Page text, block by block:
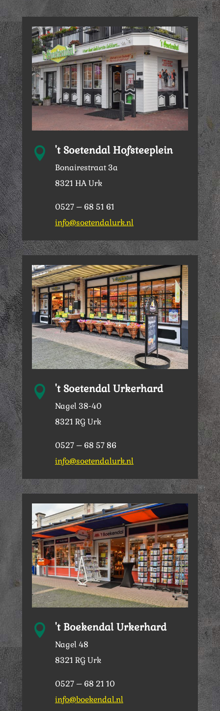
 't Soetendal Hofsteeplein
Bonairestraat 3a
8321 HA Urk
0527 – 68 51 61
info@soetendalurk.nl
 't Soetendal Urkerhard
Nagel 38-40
8321 RG Urk
0527 – 68 57 86
info@soetendalurk.nl
 't Boekendal Urkerhard
Nagel 48
8321 RG Urk
0527 – 68 21 10
info@boekendal.nl